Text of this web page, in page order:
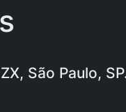
São Paulo,